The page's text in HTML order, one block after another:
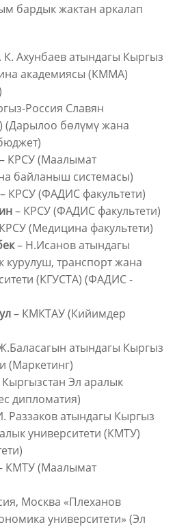
бардык жактан аркалап
К. Ахунбаев атындагы Кыргыз
академиясы (КММА)
Россия Славян
(Дарылоо бөлүмү жана
– КРСУ (Маалымат
байланыш системасы)
– КРСУ (ФАДИС факультети)
– КРСУ (ФАДИС факультети)
(Медицина факультети)
– Н.Исанов атындагы
курулуш, транспорт жана
(КГУСТА) (ФАДИС -
– КМКТАУ (Кийимдер
атындагы Кыргыз
(Маркетинг)
Кыргызстан Эл аралык
дипломатия)
Раззаков атындагы Кыргыз
университети (КМТУ)
КМТУ (Маалымат
Москва «Плеханов
университети» (Эл